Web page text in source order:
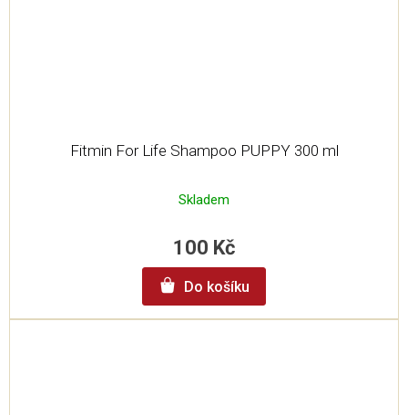
Fitmin For Life Shampoo PUPPY 300 ml
Skladem
100 Kč
Do košíku